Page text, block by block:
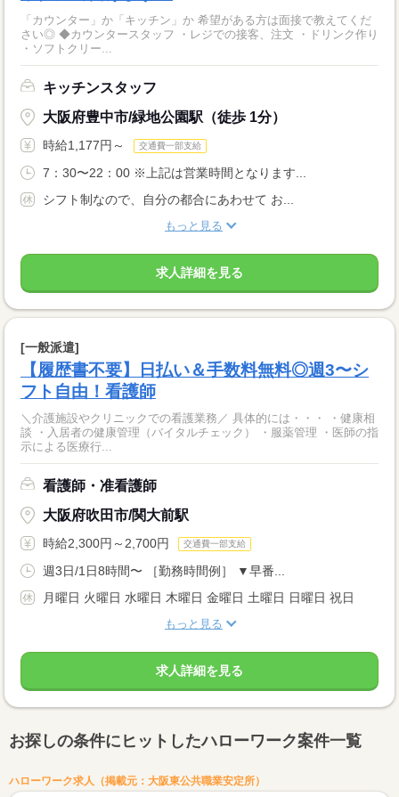
「カウンター」か「キッチン」か 希望がある方は面接で教えてくだ
さい◎ ◆カウンタースタッフ ・レジでの接客、注文 ・ドリンク作り
・ソフトクリー...
キッチンスタッフ
大阪府豊中市/緑地公園駅（徒歩 1分）
時給1,177円～ 交通費一部支給
7：30〜22：00 ※上記は営業時間となります...
シフト制なので、自分の都合にあわせて お...
もっと見る
求人詳細を見る
[一般派遣]
【履歴書不要】日払い＆手数料無料◎週3〜シ
フト自由！看護師
＼介護施設やクリニックでの看護業務／ 具体的には・・・ ・健康相
談 ・入居者の健康管理（バイタルチェック） ・服薬管理 ・医師の指
示による医療行...
看護師・准看護師
大阪府吹田市/関大前駅
時給2,300円～2,700円 交通費一部支給
週3日/1日8時間〜 ［勤務時間例］ ▼早番...
月曜日 火曜日 水曜日 木曜日 金曜日 土曜日 日曜日 祝日
もっと見る
求人詳細を見る
お探しの条件にヒットしたハローワーク案件一覧
ハローワーク求人（掲載元：大阪東公共職業安定所）